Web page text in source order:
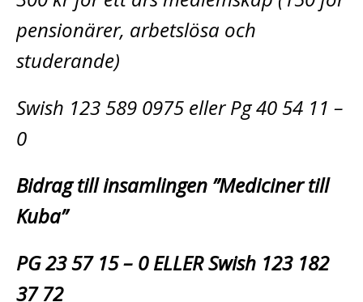
pensionärer, arbetslösa och
studerande)
Swish 123 589 0975 eller Pg 40 54 11 –
0
Bidrag till insamlingen ”Mediciner till
Kuba”
PG 23 57 15 – 0 ELLER Swish 123 182
37 72